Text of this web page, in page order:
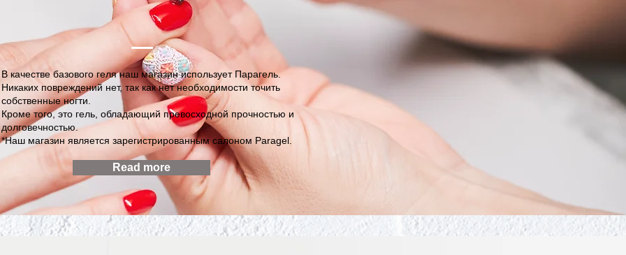
В качестве базового геля наш магазин использует Парагель.
Никаких повреждений нет, так как нет необходимости точить
собственные ногти.
Кроме того, это гель, обладающий превосходной прочностью и
долговечностью.
*Наш магазин является зарегистрированным салоном Paragel.
Read more